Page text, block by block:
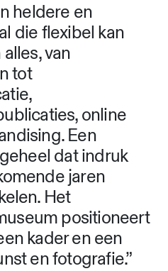
heldere en
die flexibel kan
van
tot
online
Een
dat indruk
jaren
Het
positioneert
kader en een
en fotografie.”